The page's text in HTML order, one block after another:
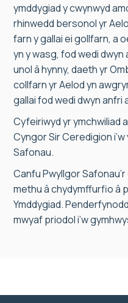
ymddygiad y cwynwyd
rhinwedd bersonol yr
farn y gallai ei gollfarn, a
yn y wasg, fod wedi dwyn
unol â hynny, daeth yr
collfarn yr Aelod yn
gallai fod wedi dwyn anfri
Cyfeiriwyd yr ymchwiliad
Cyngor Sir Ceredigion
Safonau.
Canfu Pwyllgor
methu â chydymffurfio â
Ymddygiad.
mwyaf priodol i’w